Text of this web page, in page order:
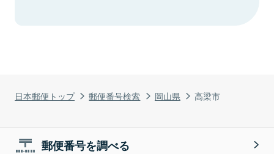
日本郵便トップ 郵便番号検索 岡山県 高梁市
郵便番号を調べる